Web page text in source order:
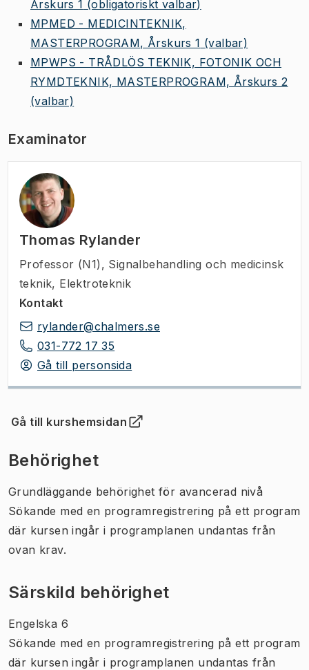
Årskurs 1 (obligatoriskt valbar)
MPMED - MEDICINTEKNIK,
MASTERPROGRAM, Årskurs 1 (valbar)
MPWPS - TRÅDLÖS TEKNIK, FOTONIK OCH
RYMDTEKNIK, MASTERPROGRAM, Årskurs 2
(valbar)
Examinator
Thomas Rylander
Professor (N1) , Signalbehandling och medicinsk
teknik, Elektroteknik
Kontakt
rylander@chalmers.se
031-772 17 35
Gå till personsida
Gå till kurshemsidan
(Öppnas i ny flik)
Behörighet
Grundläggande behörighet för avancerad nivå
Sökande med en programregistrering på ett program
där kursen ingår i programplanen undantas från
ovan krav.
Särskild behörighet
Engelska 6
Sökande med en programregistrering på ett program
där kursen ingår i programplanen undantas från